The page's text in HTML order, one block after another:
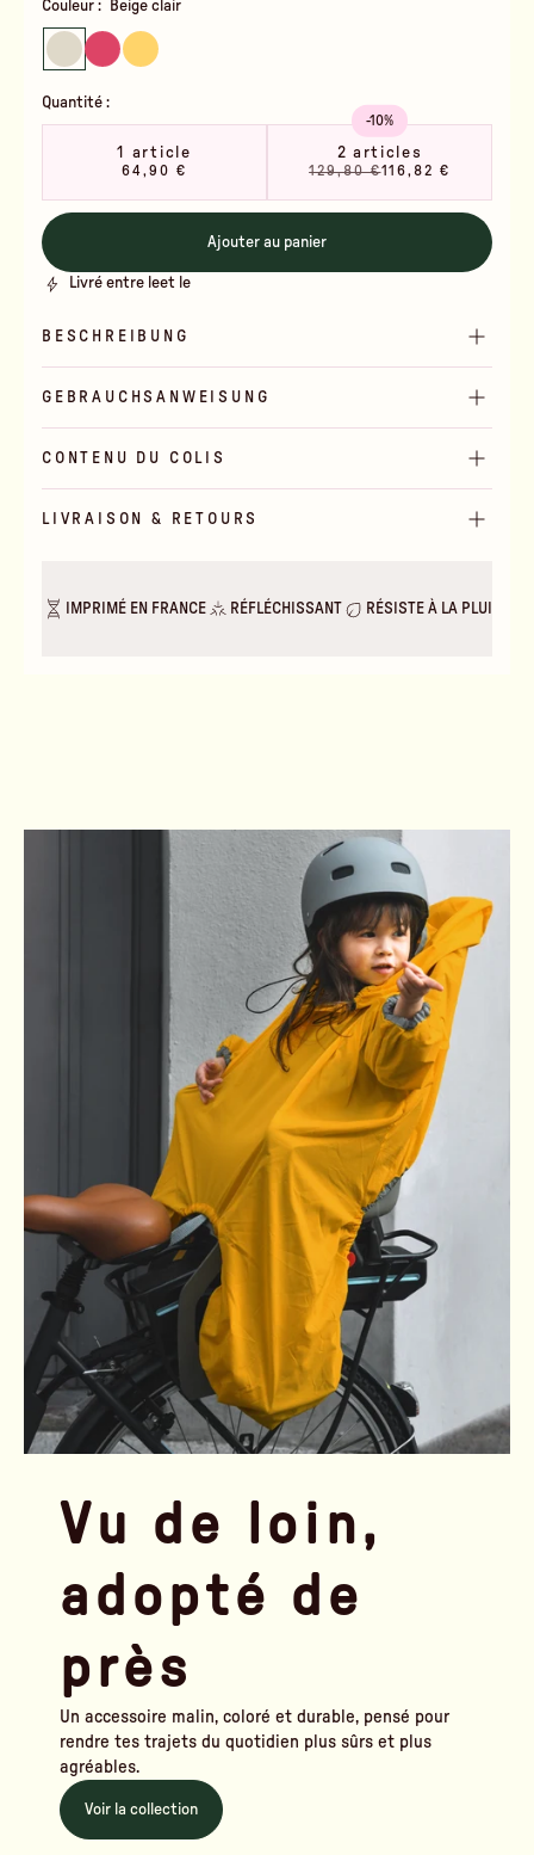
Couleur : Beige clair
Quantité :
1 article
64,90 €
-10%
2 articles
129,80 €116,82 €
Ajouter au panier
Livré entre leet le
BESCHREIBUNG
GEBRAUCHSANWEISUNG
CONTENU DU COLIS
LIVRAISON & RETOURS
IMPRIMÉ EN FRANCE RÉFLÉCHISSANT RÉSISTE À LA PLUIE &
Vu de loin,
adopté de
près
Un accessoire malin, coloré et durable, pensé pour
rendre tes trajets du quotidien plus sûrs et plus
agréables.
Voir la collection